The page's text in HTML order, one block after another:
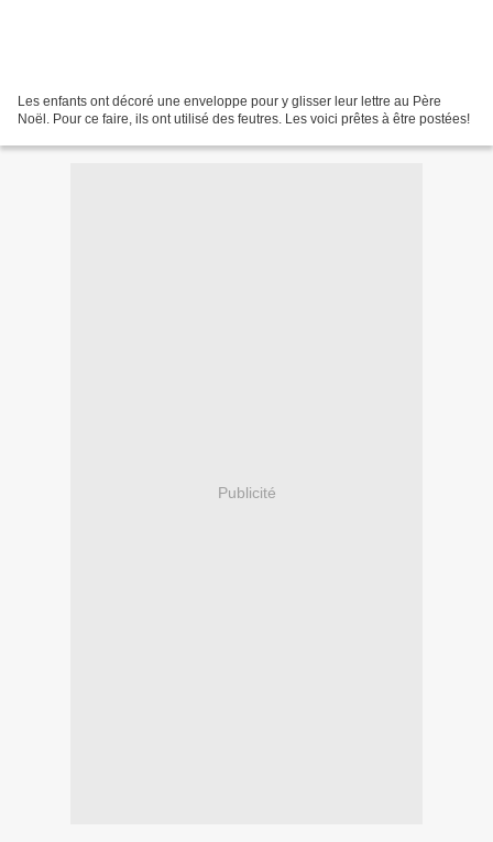
Les enfants ont décoré une enveloppe pour y glisser leur lettre au Père
Noël. Pour ce faire, ils ont utilisé des feutres. Les voici prêtes à être postées!
Publicité